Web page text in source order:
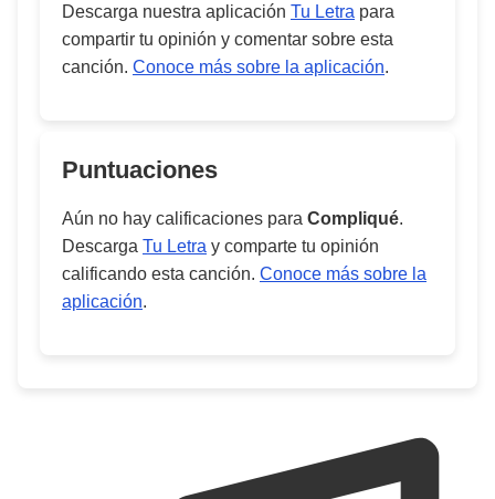
Descarga nuestra aplicación Tu Letra para
compartir tu opinión y comentar sobre esta
canción. Conoce más sobre la aplicación.
Puntuaciones
Aún no hay calificaciones para Compliqué.
Descarga Tu Letra y comparte tu opinión
calificando esta canción. Conoce más sobre la
aplicación.